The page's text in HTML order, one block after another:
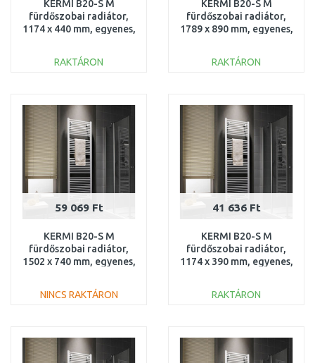
KERMI B20-S M
fürdőszobai radiátor,
1174 x 440 mm, egyenes,
LS01M1200452XXK
RAKTÁRON
Összehasonlítás
KERMI B20-S M
fürdőszobai radiátor,
1789 x 890 mm, egyenes,
LS01M1800902XXK
RAKTÁRON
Összehasonlítás
59 069 Ft
KERMI B20-S M
fürdőszobai radiátor,
1502 x 740 mm, egyenes,
LS01M1500752XXK
NINCS RAKTÁRON
Összehasonlítás
41 636 Ft
KERMI B20-S M
fürdőszobai radiátor,
1174 x 390 mm, egyenes,
LS01M1200402XXK
RAKTÁRON
Összehasonlítás